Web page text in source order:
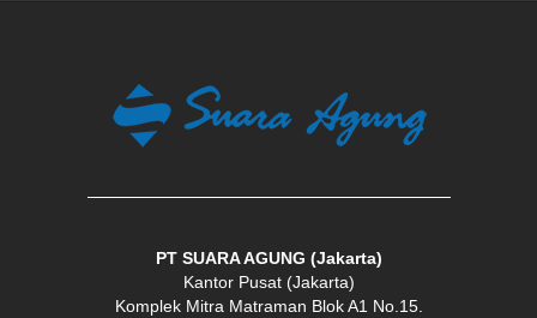
PT SUARA AGUNG (Jakarta)
Kantor Pusat (Jakarta)
Komplek Mitra Matraman Blok A1 No.15.